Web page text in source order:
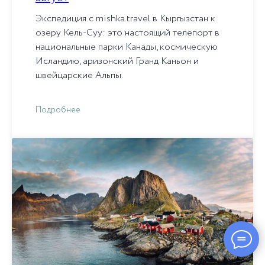
Экспедиция с mishka.travel в Кыргызстан к
озеру Кель-Суу: это настоящий телепорт в
национальные парки Канады, космическую
Исландию, аризонский Гранд Каньон и
швейцарские Альпы.
Подробнее